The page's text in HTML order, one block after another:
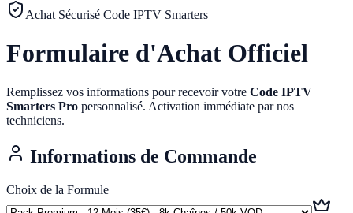
Achat Sécurisé Code IPTV Smarters
Formulaire d'Achat Officiel
Remplissez vos informations pour recevoir votre Code IPTV
Smarters Pro personnalisé. Activation immédiate par nos
techniciens.
Informations de Commande
Choix de la Formule